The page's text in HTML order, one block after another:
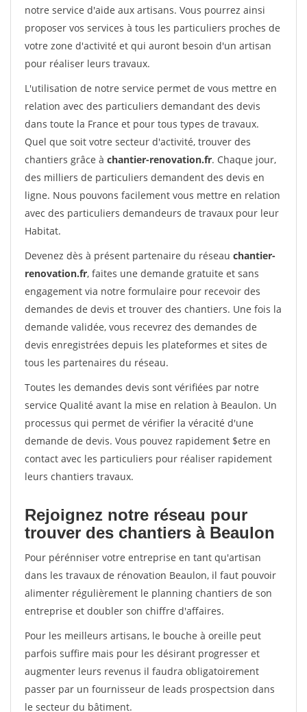
notre service d'aide aux artisans. Vous pourrez ainsi
proposer vos services à tous les particuliers proches de
votre zone d'activité et qui auront besoin d'un artisan
pour réaliser leurs travaux.
L'utilisation de notre service permet de vous mettre en
relation avec des particuliers demandant des devis
dans toute la France et pour tous types de travaux.
Quel que soit votre secteur d'activité, trouver des
chantiers grâce à chantier-renovation.fr. Chaque jour,
des milliers de particuliers demandent des devis en
ligne. Nous pouvons facilement vous mettre en relation
avec des particuliers demandeurs de travaux pour leur
Habitat.
Devenez dès à présent partenaire du réseau chantier-
renovation.fr, faites une demande gratuite et sans
engagement via notre formulaire pour recevoir des
demandes de devis et trouver des chantiers. Une fois la
demande validée, vous recevrez des demandes de
devis enregistrées depuis les plateformes et sites de
tous les partenaires du réseau.
Toutes les demandes devis sont vérifiées par notre
service Qualité avant la mise en relation à Beaulon. Un
processus qui permet de vérifier la véracité d'une
demande de devis. Vous pouvez rapidement $etre en
contact avec les particuliers pour réaliser rapidement
leurs chantiers travaux.
Rejoignez notre réseau pour
trouver des chantiers à Beaulon
Pour pérénniser votre entreprise en tant qu'artisan
dans les travaux de rénovation Beaulon, il faut pouvoir
alimenter régulièrement le planning chantiers de son
entreprise et doubler son chiffre d'affaires.
Pour les meilleurs artisans, le bouche à oreille peut
parfois suffire mais pour les désirant progresser et
augmenter leurs revenus il faudra obligatoirement
passer par un fournisseur de leads prospectsion dans
le secteur du bâtiment.